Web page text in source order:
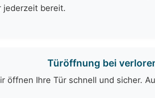
jederzeit bereit.
Türöffnung bei
öffnen Ihre Tür schnell und sicher.